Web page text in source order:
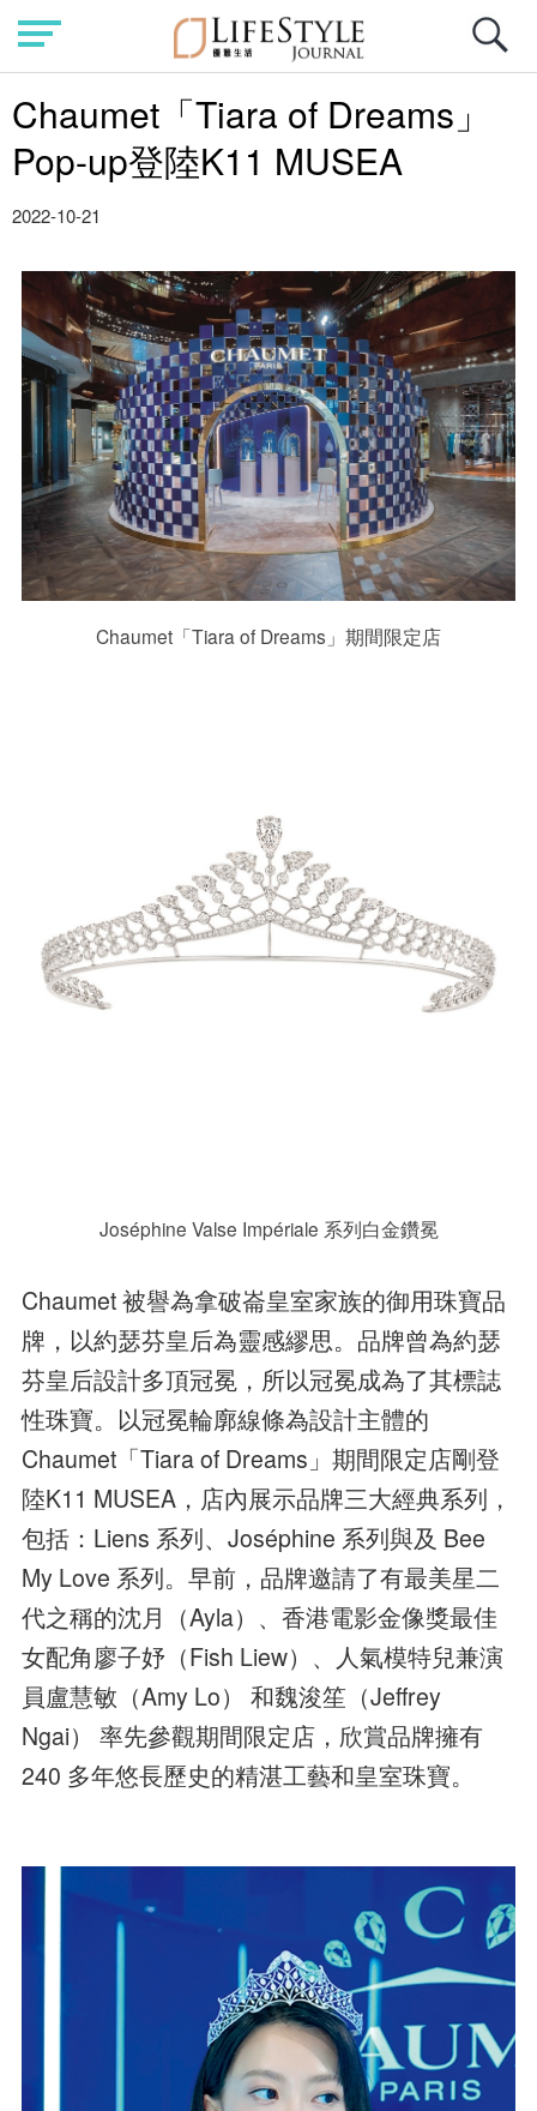
Chaumet「Tiara of Dreams」
Pop-up登陸K11 MUSEA
2022-10-21
Chaumet「Tiara of Dreams」期間限定店
Joséphine Valse Impériale 系列白金鑽冕
Chaumet 被譽為拿破崙皇室家族的御用珠寶品
牌，以約瑟芬皇后為靈感繆思。品牌曾為約瑟
芬皇后設計多頂冠冕，所以冠冕成為了其標誌
性珠寶。以冠冕輪廓線條為設計主體的
Chaumet「Tiara of Dreams」期間限定店剛登
陸K11 MUSEA，店內展示品牌三大經典系列，
包括：Liens 系列、Joséphine 系列與及 Bee
My Love 系列。早前，品牌邀請了有最美星二
代之稱的沈月（Ayla）、香港電影金像獎最佳
女配角廖子妤（Fish Liew）、人氣模特兒兼演
員盧慧敏（Amy Lo） 和魏浚笙（Jeffrey
Ngai） 率先參觀期間限定店，欣賞品牌擁有
240 多年悠長歷史的精湛工藝和皇室珠寶。